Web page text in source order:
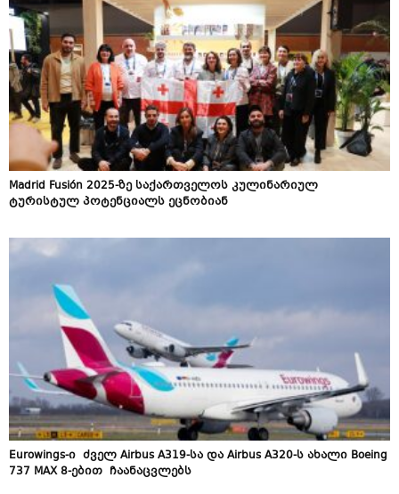
Madrid Fusión 2025-ზე საქართველოს კულინარიულ
ტურისტულ პოტენციალს ეცნობიან
Eurowings-ი ძველ Airbus A319-სა და Airbus A320-ს ახალი Boeing
737 MAX 8-ებით ჩაანაცვლებს